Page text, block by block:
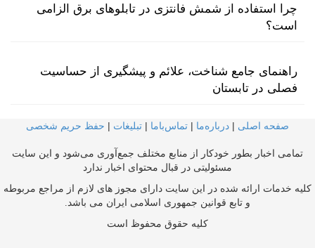
چرا استفاده از شمش فانتزی در تابلوهای برق الزامی
است؟
راهنمای جامع شناخت، علائم و پیشگیری از حساسیت
فصلی در تابستان
صفحه اصلی | درباره‌ما | تماس‌با‌ما | تبلیغات | حفظ حریم شخصی
تمامی اخبار بطور خودکار از منابع مختلف جمع‌آوری می‌شود و این سایت
مسئولیتی در قبال محتوای اخبار ندارد
کلیه خدمات ارائه شده در این سایت دارای مجوز های لازم از مراجع مربوطه
و تابع قوانین جمهوری اسلامی ایران می باشد.
کلیه حقوق محفوظ است